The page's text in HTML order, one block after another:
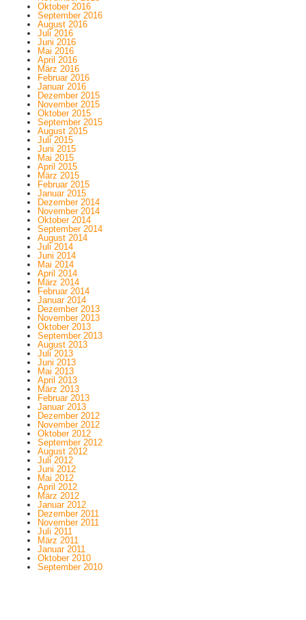
Oktober 2016
September 2016
August 2016
Juli 2016
Juni 2016
Mai 2016
April 2016
März 2016
Februar 2016
Januar 2016
Dezember 2015
November 2015
Oktober 2015
September 2015
August 2015
Juli 2015
Juni 2015
Mai 2015
April 2015
März 2015
Februar 2015
Januar 2015
Dezember 2014
November 2014
Oktober 2014
September 2014
August 2014
Juli 2014
Juni 2014
Mai 2014
April 2014
März 2014
Februar 2014
Januar 2014
Dezember 2013
November 2013
Oktober 2013
September 2013
August 2013
Juli 2013
Juni 2013
Mai 2013
April 2013
März 2013
Februar 2013
Januar 2013
Dezember 2012
November 2012
Oktober 2012
September 2012
August 2012
Juli 2012
Juni 2012
Mai 2012
April 2012
März 2012
Januar 2012
Dezember 2011
November 2011
Juli 2011
März 2011
Januar 2011
Oktober 2010
September 2010